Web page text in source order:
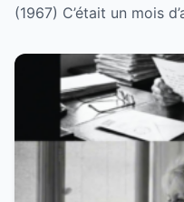
(1967) C’était un mois